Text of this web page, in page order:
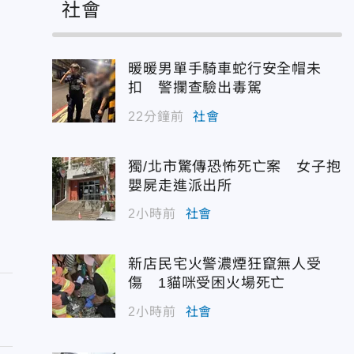
社會
暖暖男單手騎車蛇行安全帽未
扣 警攔查驗出毒駕
22分鐘前 社會
獨/北市驚傳恐怖死亡案 女子抱
嬰屍走進派出所
2小時前 社會
新店民宅火警濃煙狂竄無人受
傷 1貓咪受困火場死亡
2小時前 社會